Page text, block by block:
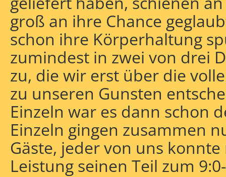
groß an ihre Chance
schon ihre Körperhaltung
zumindest in zwei von drei
zu, die wir erst über die
zu unseren Gunsten
Einzeln war es dann schon
Einzeln gingen zusammen
Gäste, jeder von uns
Leistung seinen Teil zum